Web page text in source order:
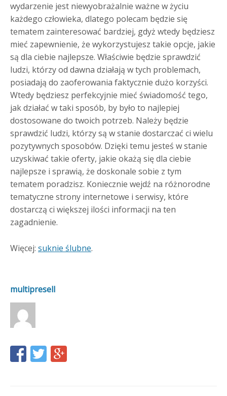
wydarzenie jest niewyobrażalnie ważne w życiu
każdego człowieka, dlatego polecam będzie się
tematem zainteresować bardziej, gdyż wtedy będziesz
mieć zapewnienie, że wykorzystujesz takie opcje, jakie
są dla ciebie najlepsze. Właściwie będzie sprawdzić
ludzi, którzy od dawna działają w tych problemach,
posiadają do zaoferowania faktycznie dużo korzyści.
Wtedy będziesz perfekcyjnie mieć świadomość tego,
jak działać w taki sposób, by było to najlepiej
dostosowane do twoich potrzeb. Należy będzie
sprawdzić ludzi, którzy są w stanie dostarczać ci wielu
pozytywnych sposobów. Dzięki temu jesteś w stanie
uzyskiwać takie oferty, jakie okażą się dla ciebie
najlepsze i sprawią, że doskonale sobie z tym
tematem poradzisz. Koniecznie wejdź na różnorodne
tematyczne strony internetowe i serwisy, które
dostarczą ci większej ilości informacji na ten
zagadnienie.
Więcej: suknie ślubne.
multipresell
Share Share
Share